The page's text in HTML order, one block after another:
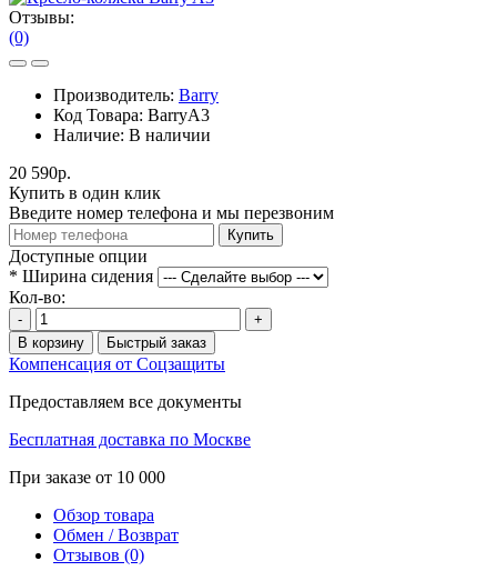
Отзывы:
(0)
Производитель: Barry
Код Товара: BarryA3
Наличие: В наличии
20 590р.
Купить в один клик
Введите номер телефона и мы перезвоним
Купить
Доступные опции
* Ширина сидения
Кол-во:
-
+
В корзину
Быстрый заказ
Компенсация от Соцзащиты
Предоставляем все документы
Бесплатная доставка по Москве
При заказе от 10 000
Обзор товара
Обмен / Возврат
Отзывов (0)